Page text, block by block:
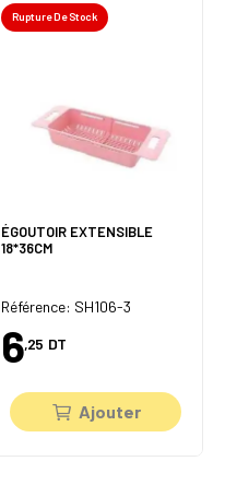
Rupture De Stock
ÉGOUTOIR EXTENSIBLE
18*36CM
Référence: SH106-3
6,25 DT
Ajouter